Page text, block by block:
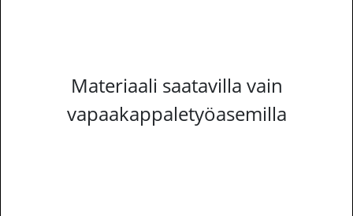
Materiaali saatavilla vain
vapaakappaletyöasemilla